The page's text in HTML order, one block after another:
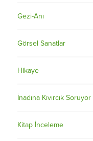
Gezi-Anı
Görsel Sanatlar
Hikaye
İnadına Kıvırcık Soruyor
Kitap İnceleme